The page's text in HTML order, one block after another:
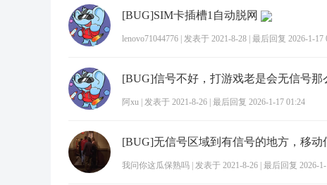
[BUG]SIM卡插槽1自动脱网
lenovo71044776 发表于 2021-8-28 最后回复 2026-1-17
[BUG]信号不好，打游戏老是会无信号那
阿xu 发表于 2021-8-26 最后回复 2026-1-17 01:24
我问你这瓜保熟吗 发表于 2021-8-26 最后回复 2026-